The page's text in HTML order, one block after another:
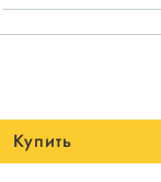
Купить